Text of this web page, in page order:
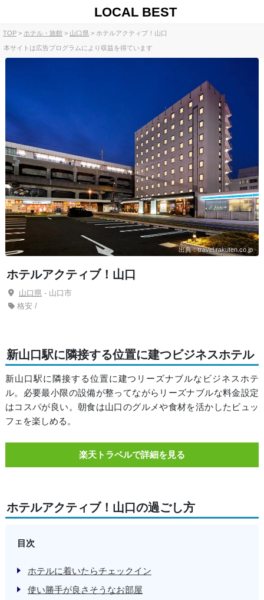
LOCAL BEST
TOP ホテル・旅館 山口県 ホテルアクティブ！山口
本サイトは広告プログラムにより収益を得ています
出典：travel.rakuten.co.jp
ホテルアクティブ！山口
山口県- 山口市
格安 /
新山口駅に隣接する位置に建つビジネスホテル
新山口駅に隣接する位置に建つリーズナブルなビジネスホテ
ル。必要最小限の設備が整ってながらリーズナブルな料金設定
はコスパが良い。朝食は山口のグルメや食材を活かしたビュッ
フェを楽しめる。
楽天トラベルで詳細を見る
ホテルアクティブ！山口の過ごし方
目次
ホテルに着いたらチェックイン
使い勝手が良さそうなお部屋